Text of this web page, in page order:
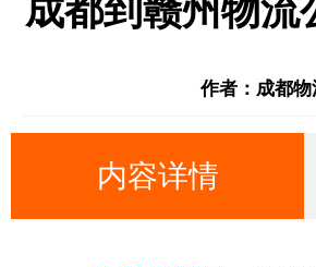
成都到赣州物流
作者：成都
内容详情